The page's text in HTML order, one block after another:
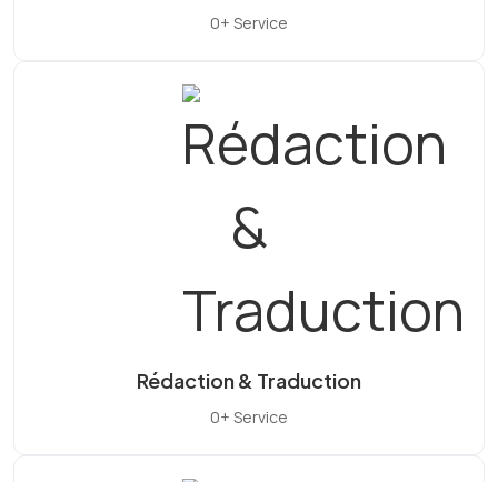
0+ Service
Rédaction & Traduction
0+ Service